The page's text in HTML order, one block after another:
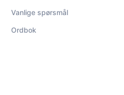
Vanlige spørsmål
Ordbok